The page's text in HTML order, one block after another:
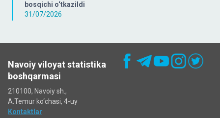
bosqichi o‘tkazildi
31/07/2026
Navoiy viloyat statistika
boshqarmasi
210100, Navoiy sh.,
A.Temur ko‘chаsi, 4-uy
Kontaktlar